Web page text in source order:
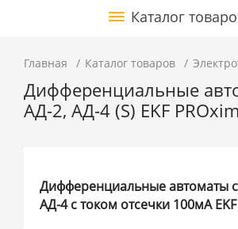
Каталог
Главная Каталог товаров
Дифференциальные
АД-2, АД-4 (S) EKF
Дифференциальные автоматы
АД-4 с током отсечки 100мА